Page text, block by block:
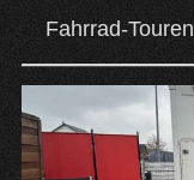
Fahrrad-Touren